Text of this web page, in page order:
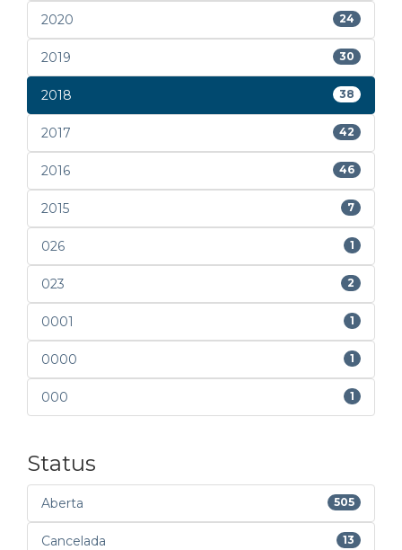
2020 24
2019 30
2018 38
2017 42
2016 46
2015 7
026 1
023 2
0001 1
0000 1
000 1
Status
Aberta 505
Cancelada 13